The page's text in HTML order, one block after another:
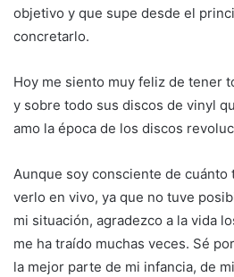
objetivo y que supe desde el
concretarlo.
Hoy me siento muy feliz de tener
y sobre todo sus discos de vinyl
amo la época de los discos
Aunque soy consciente de cuánto
verlo en vivo, ya que no tuve
mi situación, agradezco a la vida
me ha traído muchas veces. Sé
la mejor parte de mi infancia, de